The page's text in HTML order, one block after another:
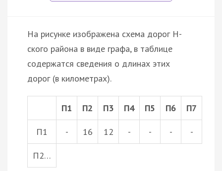
На рисунке изображена схема дорог Н-
ского района в виде графа, в таблице
содержатся сведения о длинах этих
дорог (в километрах).
П1 П2 П3 П4 П5 П6 П7
П1 - 16 12 - - - -
П2…